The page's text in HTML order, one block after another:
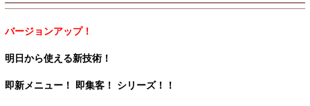
バージョンアップ！
明日から使える新技術！
即新メニュー！ 即集客！ シリーズ！！